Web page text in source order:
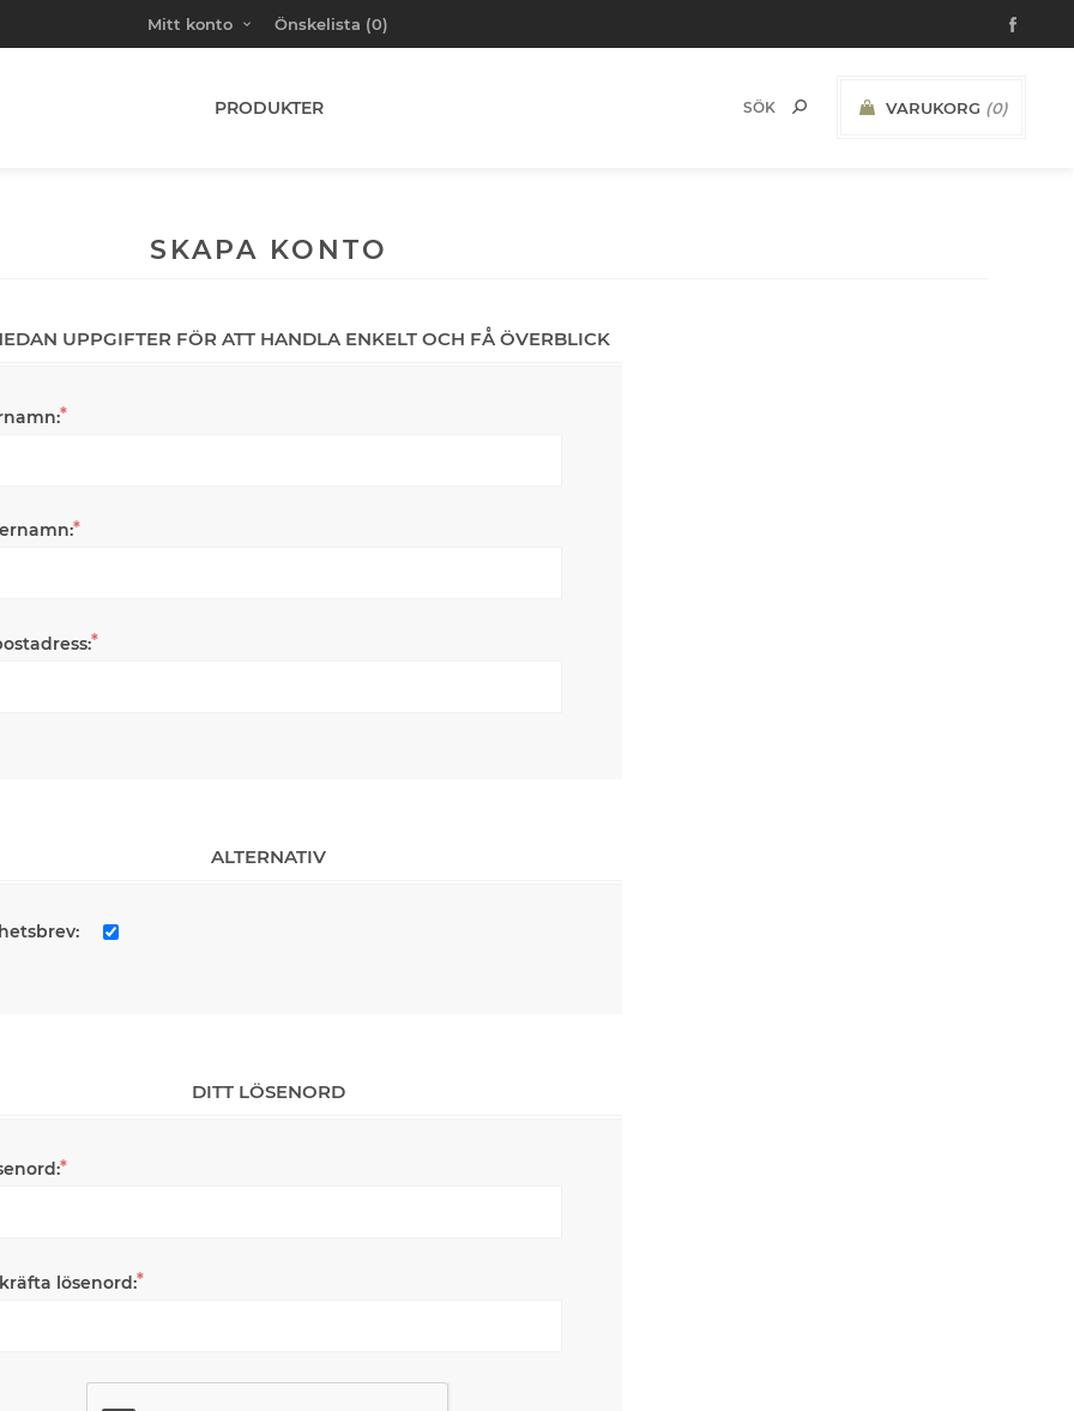
Mitt konto Önskelista (0)
VARUKORG (0)
PRODUKTER
SKAPA KONTO
UPPGIFTER FÖR ATT HANDLA ENKELT OCH FÅ ÖVERBLICK
*
*
*
ALTERNATIV
DITT LÖSENORD
*
lösenord:*